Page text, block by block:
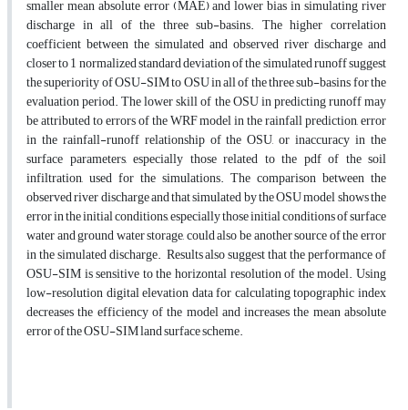
smaller mean absolute error (MAE) and lower bias in simulating river
discharge in all of the three sub-basins. The higher correlation
coefficient between the simulated and observed river discharge and
closer to 1 normalized standard deviation of the simulated runoff suggest
the superiority of OSU-SIM to OSU in all of the three sub-basins for the
evaluation period. The lower skill of the OSU in predicting runoff may
be attributed to errors of the WRF model in the rainfall prediction, error
in the rainfall-runoff relationship of the OSU, or inaccuracy in the
surface parameters, especially those related to the pdf of the soil
infiltration, used for the simulations. The comparison between the
observed river discharge and that simulated by the OSU model shows the
error in the initial conditions, especially those initial conditions of surface
water and ground water storage, could also be another source of the error
in the simulated discharge. Results also suggest that the performance of
OSU-SIM is sensitive to the horizontal resolution of the model. Using
low-resolution digital elevation data for calculating topographic index
decreases the efficiency of the model and increases the mean absolute
error of the OSU-SIM land surface scheme.